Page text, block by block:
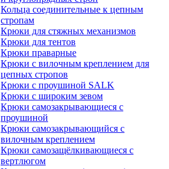
Кольца соединительные к цепным
стропам
Крюки для стяжных механизмов
Крюки для тентов
Крюки праварные
Крюки с вилочным креплением для
цепных стропов
Крюки с проушиной SALK
Крюки с широким зевом
Крюки самозакрывающиеся с
проушиной
Крюки самозакрывающийся с
вилочным креплением
Крюки самозащёлкивающиеся с
вертлюгом